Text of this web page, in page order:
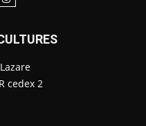
cedex 2